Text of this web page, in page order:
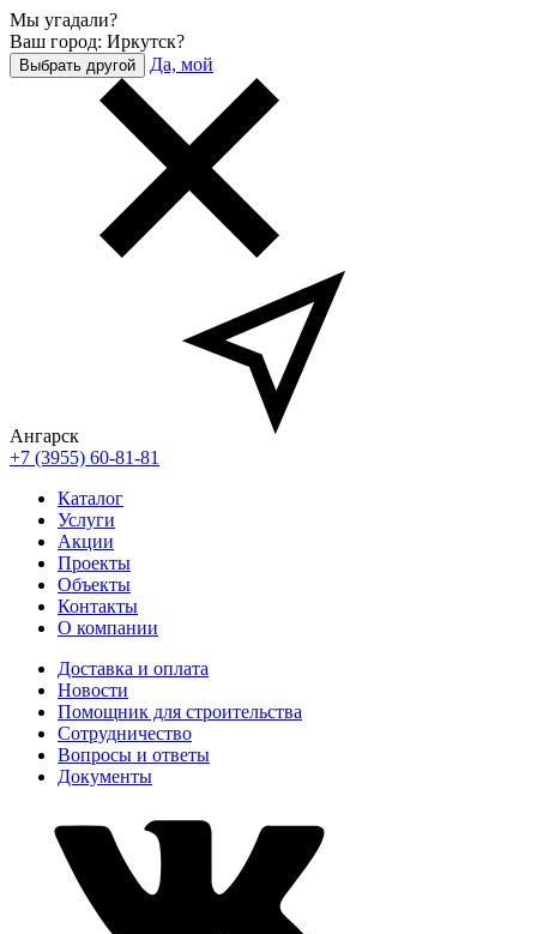
Мы угадали?
Ваш город: Иркутск?
Выбрать другой Да, мой
Ангарск
+7 (3955) 60-81-81
Каталог
Услуги
Акции
Проекты
Объекты
Контакты
О компании
Доставка и оплата
Новости
Помощник для строительства
Сотрудничество
Вопросы и ответы
Документы